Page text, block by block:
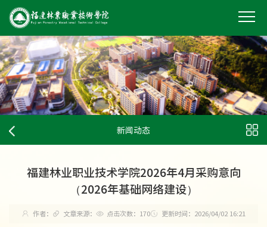
新闻动态
福建林业职业技术学院2026年4月采购意向
（2026年基础网络建设）
作者： 文章来源： 点击次数： 170 更新时间：2026/04/02 16:21